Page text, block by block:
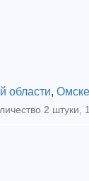
области, Омске